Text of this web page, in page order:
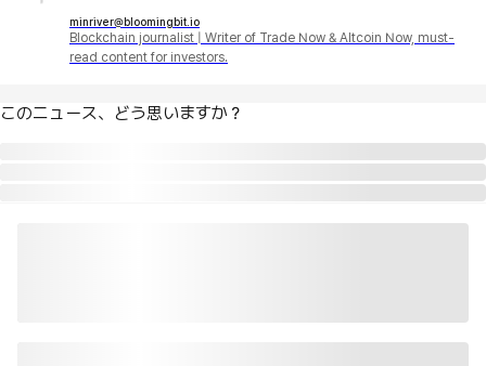
minriver@bloomingbit.io
Blockchain journalist | Writer of Trade Now & Altcoin Now, must-
read content for investors.
このニュース、どう思いますか？